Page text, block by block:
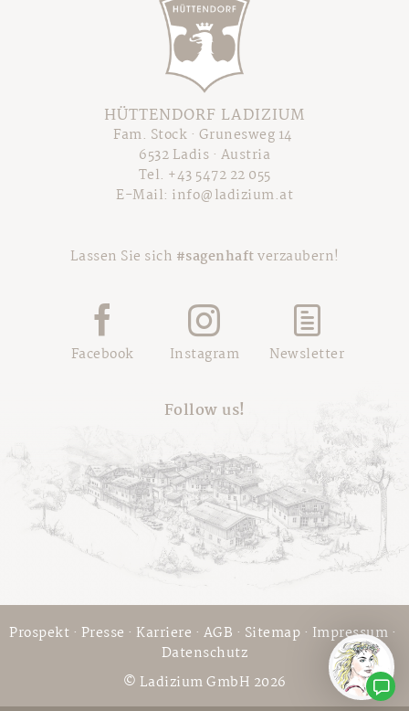
HÜTTENDORF LADIZIUM
Fam. Stock · Grunesweg 14
6532 Ladis · Austria
Tel. +43 5472 22 055
E-Mail: info@ladizium.at
Lassen Sie sich #sagenhaftverzaubern!
Facebook Instagram Newsletter
Follow us!
© Ladizium GmbH 2026
Prospekt · Presse · Karriere · AGB · Sitemap · Impressum ·
Datenschutz